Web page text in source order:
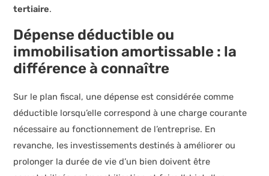
tertiaire.
Dépense déductible ou
immobilisation amortissable : la
différence à connaître
Sur le plan fiscal, une dépense est considérée comme
déductible lorsqu’elle correspond à une charge courante
nécessaire au fonctionnement de l’entreprise. En
revanche, les investissements destinés à améliorer ou
prolonger la durée de vie d’un bien doivent être